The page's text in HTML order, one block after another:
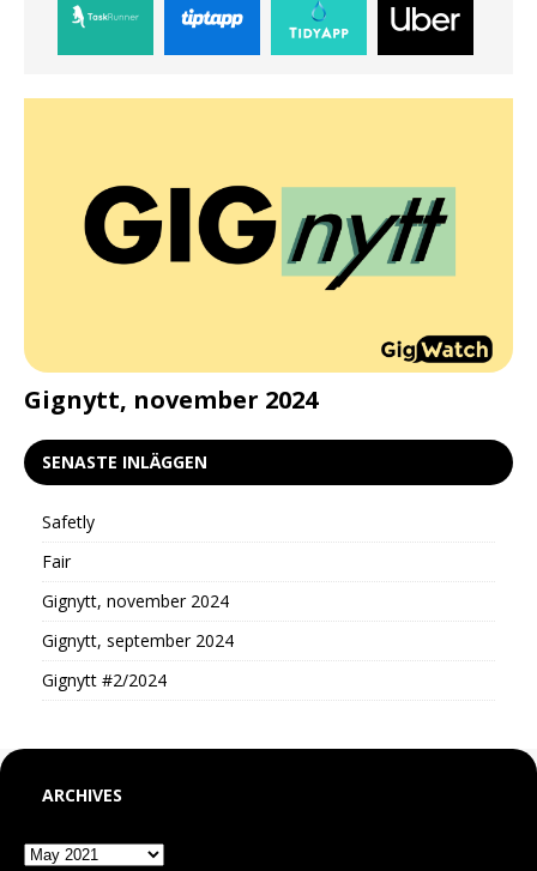
Gignytt, november 2024
SENASTE INLÄGGEN
Safetly
Fair
Gignytt, november 2024
Gignytt, september 2024
Gignytt #2/2024
ARCHIVES